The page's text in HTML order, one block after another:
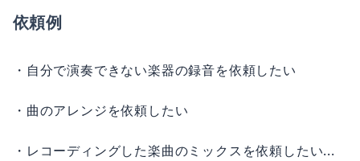
依頼例
・自分で演奏できない楽器の録音を依頼したい
・曲のアレンジを依頼したい
・レコーディングした楽曲のミックスを依頼したい...